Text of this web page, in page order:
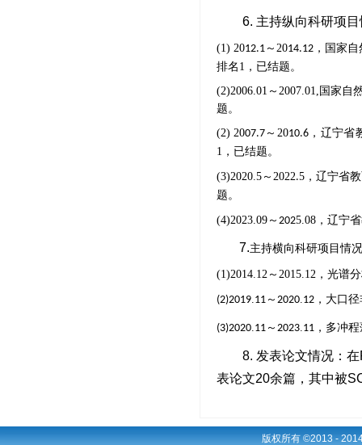
6. 主持纵向科研项目
(1) 2012.1～ 2014.12，国家自
排名 1 ，已结题。
(2)2006.01 ～ 2007.01, 国家自
题。
(2) 2007.7～ 2010.6，辽宁省
1 ，已结题。
(3)2020.5～ 2022.5，辽宁省
题。
(4)2023.09～ 2025.08，辽宁
7.主持横向科研项目情况
(1)2014.12～ 2015.12， 光谱
(2)2019.11～ 2020.12， 大口
(3)2020.11～ 2023.11， 多冲
8. 发表论文情况：在
表论文20余篇，其中被
版权所有 ©2013 -